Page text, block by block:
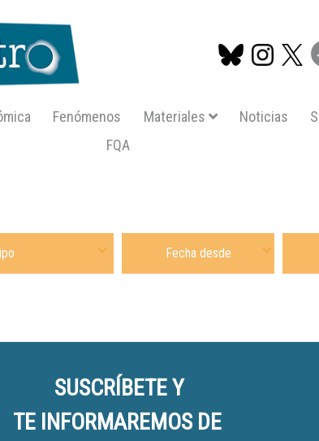
Pasar
Fenómenos Materiales Noticias
FQA
SUSCRÍBETE Y
TE INFORMAREMOS DE